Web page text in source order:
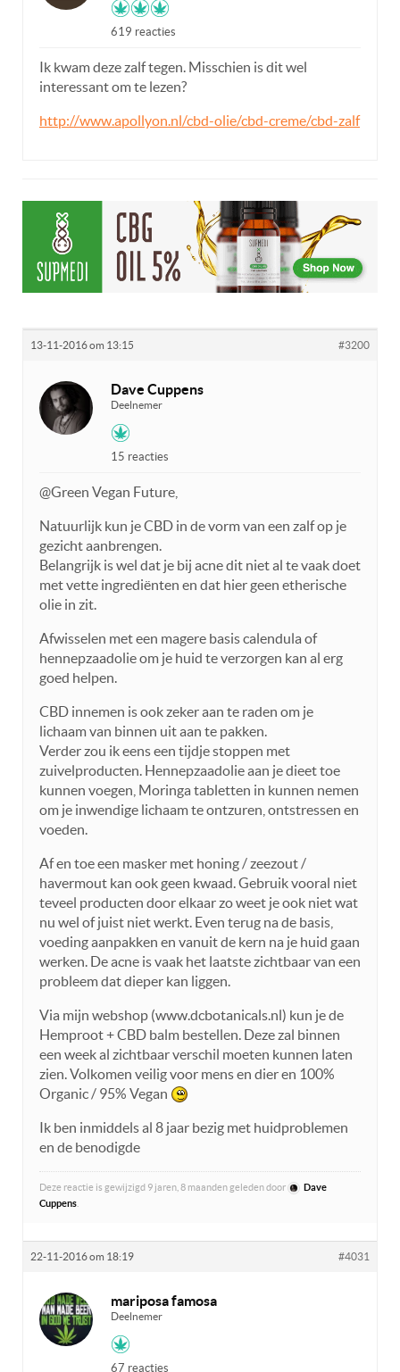
619 reacties
Ik kwam deze zalf tegen. Misschien is dit wel
interessant om te lezen?
http://www.apollyon.nl/cbd-olie/cbd-creme/cbd-zalf
13-11-2016 om 13:15 #3200
Dave Cuppens
Deelnemer
15 reacties
@Green Vegan Future,
Natuurlijk kun je CBD in de vorm van een zalf op je
gezicht aanbrengen.
Belangrijk is wel dat je bij acne dit niet al te vaak doet
met vette ingrediënten en dat hier geen etherische
olie in zit.
Afwisselen met een magere basis calendula of
hennepzaadolie om je huid te verzorgen kan al erg
goed helpen.
CBD innemen is ook zeker aan te raden om je
lichaam van binnen uit aan te pakken.
Verder zou ik eens een tijdje stoppen met
zuivelproducten. Hennepzaadolie aan je dieet toe
kunnen voegen, Moringa tabletten in kunnen nemen
om je inwendige lichaam te ontzuren, ontstressen en
voeden.
Af en toe een masker met honing / zeezout /
havermout kan ook geen kwaad. Gebruik vooral niet
teveel producten door elkaar zo weet je ook niet wat
nu wel of juist niet werkt. Even terug na de basis,
voeding aanpakken en vanuit de kern na je huid gaan
werken. De acne is vaak het laatste zichtbaar van een
probleem dat dieper kan liggen.
Via mijn webshop (www.dcbotanicals.nl) kun je de
Hemproot + CBD balm bestellen. Deze zal binnen
een week al zichtbaar verschil moeten kunnen laten
zien. Volkomen veilig voor mens en dier en 100%
Organic / 95% Vegan
Ik ben inmiddels al 8 jaar bezig met huidproblemen
en de benodigde
Deze reactie is gewijzigd 9 jaren, 8 maanden geleden door
Dave
Cuppens
22-11-2016 om 18:19 #4031
mariposa famosa
Deelnemer
67 reacties